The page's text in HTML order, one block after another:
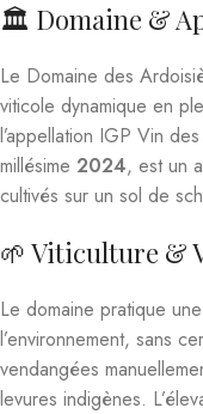
🏛️ Domaine &
Le Domaine des
viticole dynamique en
l’appellation IGP Vin
millésime 2024, est un
cultivés sur un sol de
🌱 Viticulture &
Le domaine pratique
l’environnement, sans
vendangées
levures indigènes.